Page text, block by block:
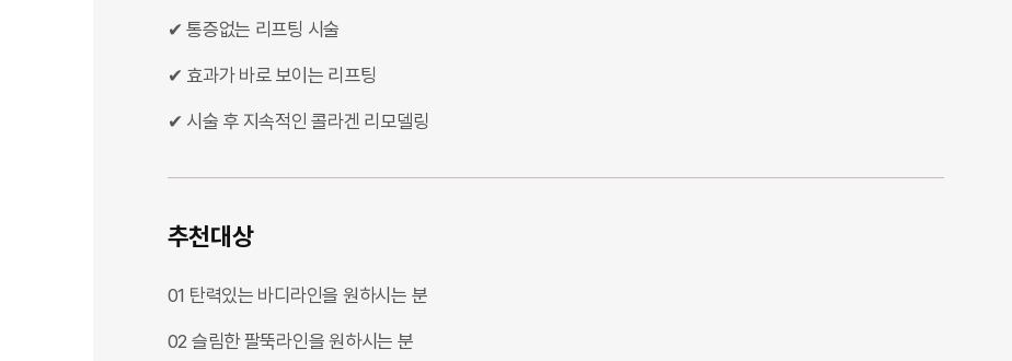
✔ 통증없는 리프팅 시술
✔ 효과가 바로 보이는 리프팅
✔ 시술 후 지속적인 콜라겐 리모델링
추천대상
01 탄력있는 바디라인을 원하시는 분
02 슬림한 팔뚝라인을 원하시는 분